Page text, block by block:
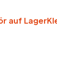
auf Lager